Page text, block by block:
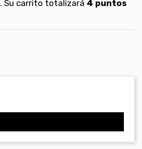
. Su carrito totalizará 4 puntos